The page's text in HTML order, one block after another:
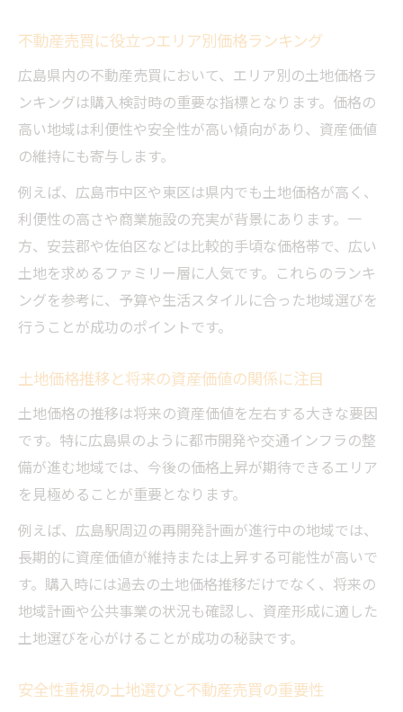
不動産売買に役立つエリア別価格ランキング
広島県内の不動産売買において、エリア別の土地価格ラ
ンキングは購入検討時の重要な指標となります。価格の
高い地域は利便性や安全性が高い傾向があり、資産価値
の維持にも寄与します。
例えば、広島市中区や東区は県内でも土地価格が高く、
利便性の高さや商業施設の充実が背景にあります。一
方、安芸郡や佐伯区などは比較的手頃な価格帯で、広い
土地を求めるファミリー層に人気です。これらのランキ
ングを参考に、予算や生活スタイルに合った地域選びを
行うことが成功のポイントです。
土地価格推移と将来の資産価値の関係に注目
土地価格の推移は将来の資産価値を左右する大きな要因
です。特に広島県のように都市開発や交通インフラの整
備が進む地域では、今後の価格上昇が期待できるエリア
を見極めることが重要となります。
例えば、広島駅周辺の再開発計画が進行中の地域では、
長期的に資産価値が維持または上昇する可能性が高いで
す。購入時には過去の土地価格推移だけでなく、将来の
地域計画や公共事業の状況も確認し、資産形成に適した
土地選びを心がけることが成功の秘訣です。
安全性重視の土地選びと不動産売買の重要性